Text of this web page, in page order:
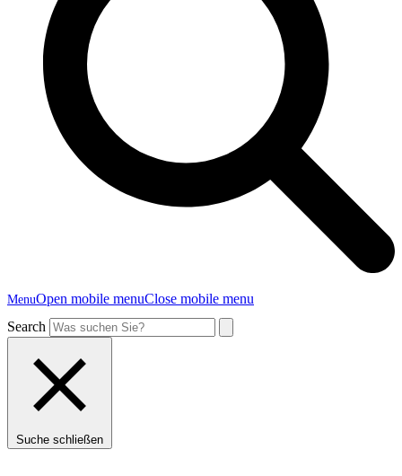
MenuOpen mobile menuClose mobile menu
Search
Suche schließen